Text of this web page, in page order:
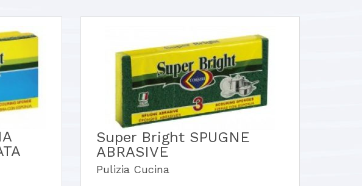
Super Bright SPUGNE
ABRASIVE
Pulizia Cucina